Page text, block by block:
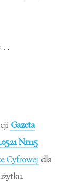
Gazeta
Nr115
Cyfrowej dla